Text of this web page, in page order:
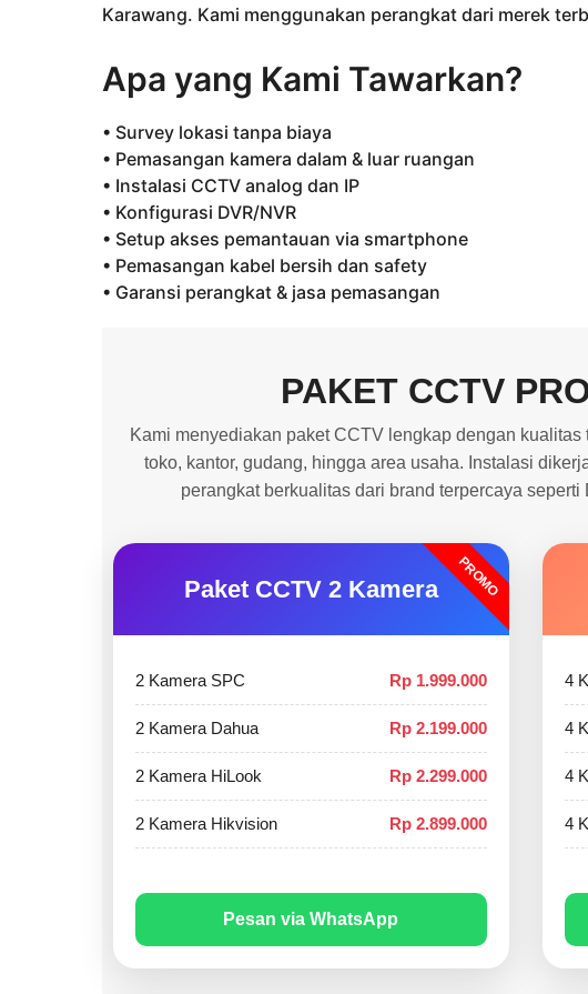
Karawang. Kami menggunakan perangkat dari merek
Apa yang Kami Tawarkan?
• Survey lokasi tanpa biaya
• Pemasangan kamera dalam & luar ruangan
• Instalasi CCTV analog dan IP
• Konfigurasi DVR/NVR
• Setup akses pemantauan via smartphone
• Pemasangan kabel bersih dan safety
• Garansi perangkat & jasa pemasangan
PAKET CCTV
Kami menyediakan paket CCTV lengkap dengan
toko, kantor, gudang, hingga area usaha. Instalasi
perangkat berkualitas dari brand terpercaya
PROMO
Paket CCTV 2 Kamera
2 Kamera SPC Rp 1.999.000
2 Kamera Dahua Rp 2.199.000
2 Kamera HiLook Rp 2.299.000
2 Kamera Hikvision Rp 2.899.000
Pesan via WhatsApp
4
4
4
4